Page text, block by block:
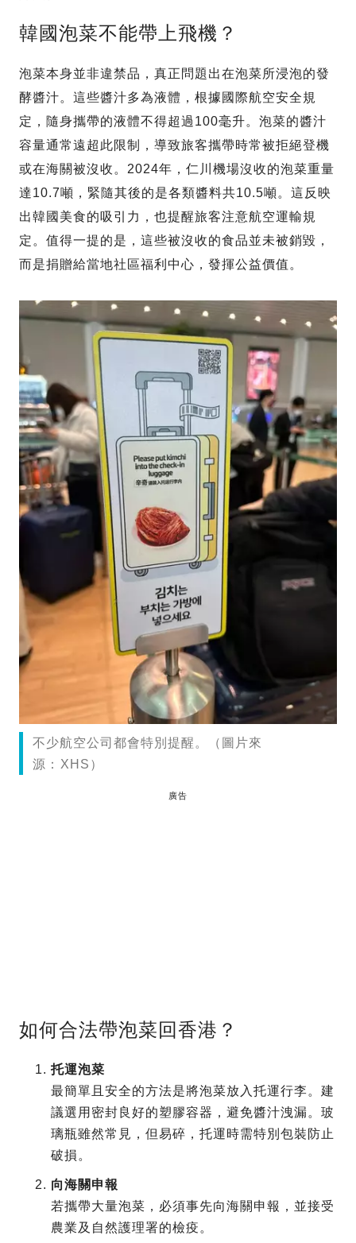
韓國泡菜不能帶上飛機？
泡菜本身並非違禁品，真正問題出在泡菜所浸泡的發
酵醬汁。這些醬汁多為液體，根據國際航空安全規
定，隨身攜帶的液體不得超過100毫升。泡菜的醬汁
容量通常遠超此限制，導致旅客攜帶時常被拒絕登機
或在海關被沒收。2024年，仁川機場沒收的泡菜重量
達10.7噸，緊隨其後的是各類醬料共10.5噸。這反映
出韓國美食的吸引力，也提醒旅客注意航空運輸規
定。值得一提的是，這些被沒收的食品並未被銷毀，
而是捐贈給當地社區福利中心，發揮公益價值。
不少航空公司都會特別提醒。（圖片來
源：XHS）
廣告
如何合法帶泡菜回香港？
托運泡菜
最簡單且安全的方法是將泡菜放入托運行李。建
議選用密封良好的塑膠容器，避免醬汁洩漏。玻
璃瓶雖然常見，但易碎，托運時需特別包裝防止
破損。
向海關申報
若攜帶大量泡菜，必須事先向海關申報，並接受
農業及自然護理署的檢疫。